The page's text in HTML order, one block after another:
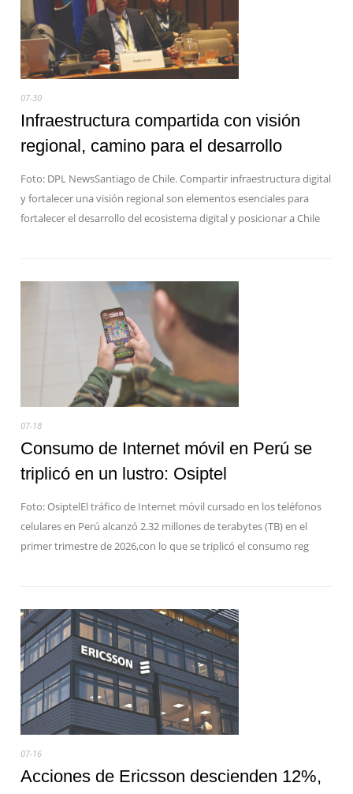
07-30
Infraestructura compartida con visión
regional, camino para el desarrollo
Foto: DPL NewsSantiago de Chile. Compartir infraestructura digital
y fortalecer una visión regional son elementos esenciales para
fortalecer el desarrollo del ecosistema digital y posicionar a Chile
07-18
Consumo de Internet móvil en Perú se
triplicó en un lustro: Osiptel
Foto: OsiptelEl tráfico de Internet móvil cursado en los teléfonos
celulares en Perú alcanzó 2.32 millones de terabytes (TB) en el
primer trimestre de 2026,con lo que se triplicó el consumo reg
07-16
Acciones de Ericsson descienden 12%,